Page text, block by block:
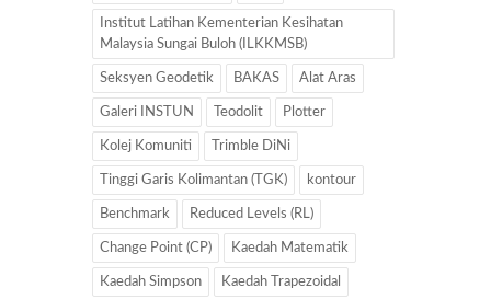
Institut Latihan Kementerian Kesihatan
Malaysia Sungai Buloh (ILKKMSB)
Seksyen Geodetik BAKAS Alat Aras
Galeri INSTUN Teodolit Plotter
Kolej Komuniti Trimble DiNi
Tinggi Garis Kolimantan (TGK) kontour
Benchmark Reduced Levels (RL)
Change Point (CP) Kaedah Matematik
Kaedah Simpson Kaedah Trapezoidal